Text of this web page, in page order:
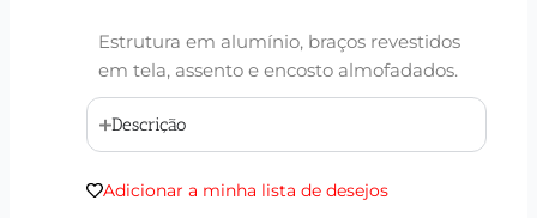
Estrutura em alumínio, braços revestidos
em tela, assento e encosto almofadados.
Descrição
Adicionar a minha lista de desejos